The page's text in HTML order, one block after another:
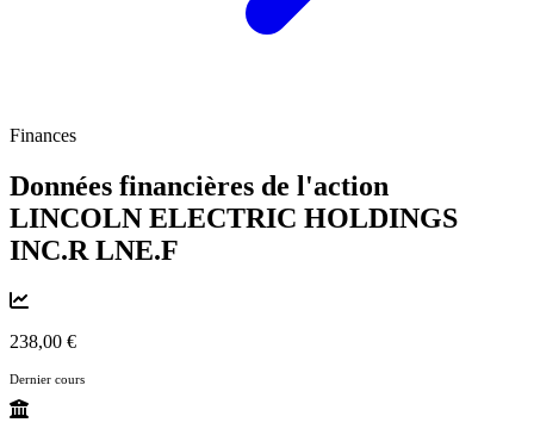
Finances
Données financières de l'action
LINCOLN ELECTRIC HOLDINGS
INC.R LNE.F
238,00 €
Dernier cours